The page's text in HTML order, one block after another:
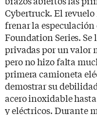
Cybertruck. El
frenar la
Foundation Series.
privadas por un valor
pero no hizo falta
primera camioneta
demostrar su
acero inoxidable
y eléctricos. Durante